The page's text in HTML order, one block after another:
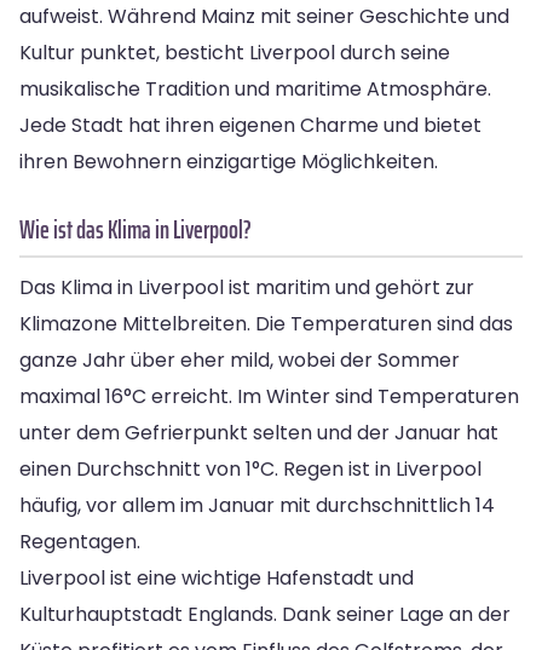
aufweist. Während Mainz mit seiner Geschichte und
Kultur punktet, besticht Liverpool durch seine
musikalische Tradition und maritime Atmosphäre.
Jede Stadt hat ihren eigenen Charme und bietet
ihren Bewohnern einzigartige Möglichkeiten.
Wie ist das Klima in Liverpool?
Das Klima in Liverpool ist maritim und gehört zur
Klimazone Mittelbreiten. Die Temperaturen sind das
ganze Jahr über eher mild, wobei der Sommer
maximal 16°C erreicht. Im Winter sind Temperaturen
unter dem Gefrierpunkt selten und der Januar hat
einen Durchschnitt von 1°C. Regen ist in Liverpool
häufig, vor allem im Januar mit durchschnittlich 14
Regentagen.
Liverpool ist eine wichtige Hafenstadt und
Kulturhauptstadt Englands. Dank seiner Lage an der